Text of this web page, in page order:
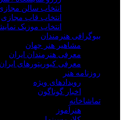
انتخاب سالن
انتخاب قاب مجازی
انتخاب موزیک
بیوگرافی هنرمندان
مشاهیر هنر جهان
معرفی هنرمندان ایران
معرفی کیوریتورهای ایران
روزنامه هنر
رویدادهای ویژه
اخبار گوناگون
تماشاخانه
هنرآموز